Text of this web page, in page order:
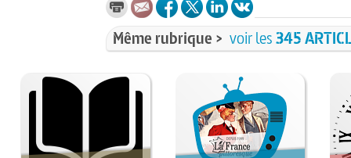
Même rubrique > voir les345